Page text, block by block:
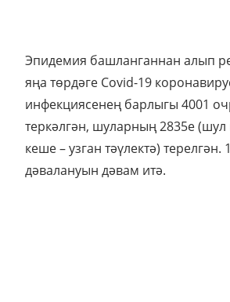
Эпидемия башланганнан алып
яңа төрдәге Covid-19
инфекциясенең барлыгы 4001
теркәлгән, шуларның 2835е (шул
кеше – узган тәүлектә) терелгән.
дәвалануын дәвам итә.